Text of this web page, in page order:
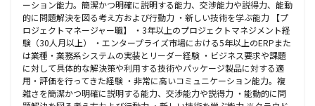
ーション能力。簡潔かつ明確に説明する能力、交渉能力や説得力、能動
的に問題解決を図る考え方および行動力 ・新しい技術を学ぶ能力 【プ
ロジェクトマネージャー職】 ・3年以上のプロジェクトマネジメント経
験（30人月以上） ・エンタープライズ市場における5年以上のERPまた
は業種・業務系システムの実装とリーダー経験 ・ビジネス要求や課題
に対して具体的な解決策や利用する技術やパッケージ製品に対する適
用・評価を行ってきた経験 ・非常に高いコミュニケーション能力。複
雑さを簡潔かつ明確に説明する能力、交渉能力や説得力 ・能動的に問